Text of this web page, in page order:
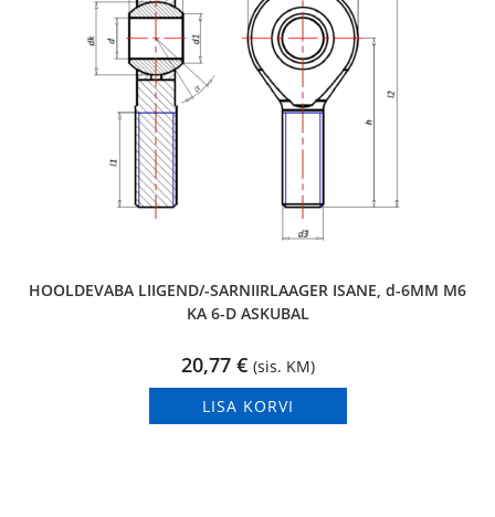
HOOLDEVABA LIIGEND/-SARNIIRLAAGER ISANE, d-6MM M6
KA 6-D ASKUBAL
20,77 € (sis. KM)
LISA KORVI